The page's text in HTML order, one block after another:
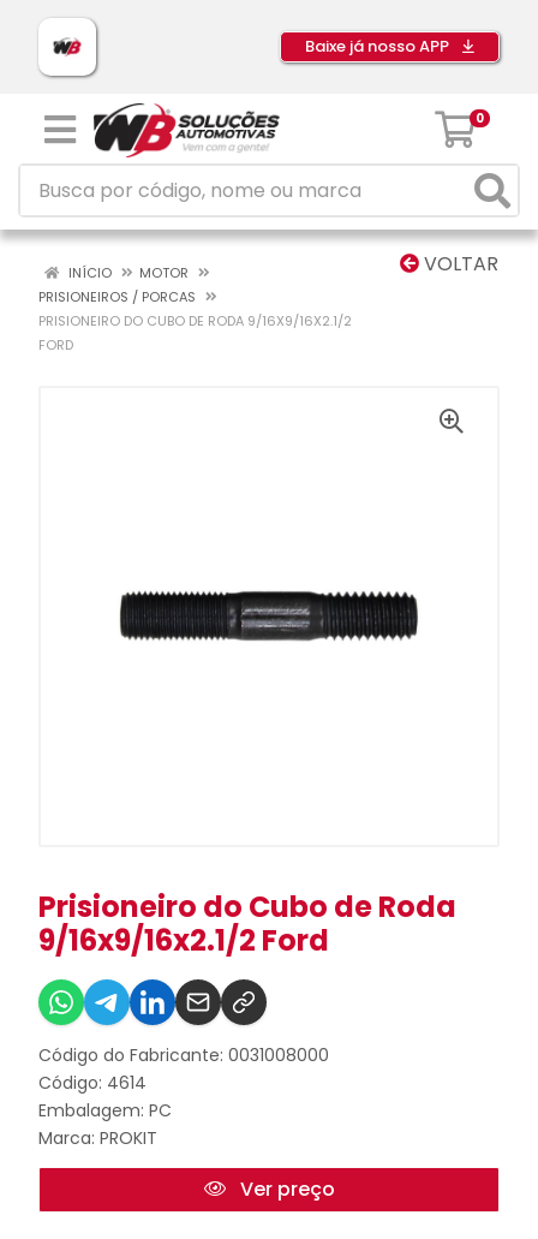
Baixe já nosso APP
0
VOLTAR
INÍCIO
MOTOR
PRISIONEIROS / PORCAS
PRISIONEIRO DO CUBO DE RODA 9/16X9/16X2.1/2
FORD
Prisioneiro do Cubo de Roda
9/16x9/16x2.1/2 Ford
Código do Fabricante: 0031008000
Código: 4614
Embalagem: PC
Marca: PROKIT
Ver preço